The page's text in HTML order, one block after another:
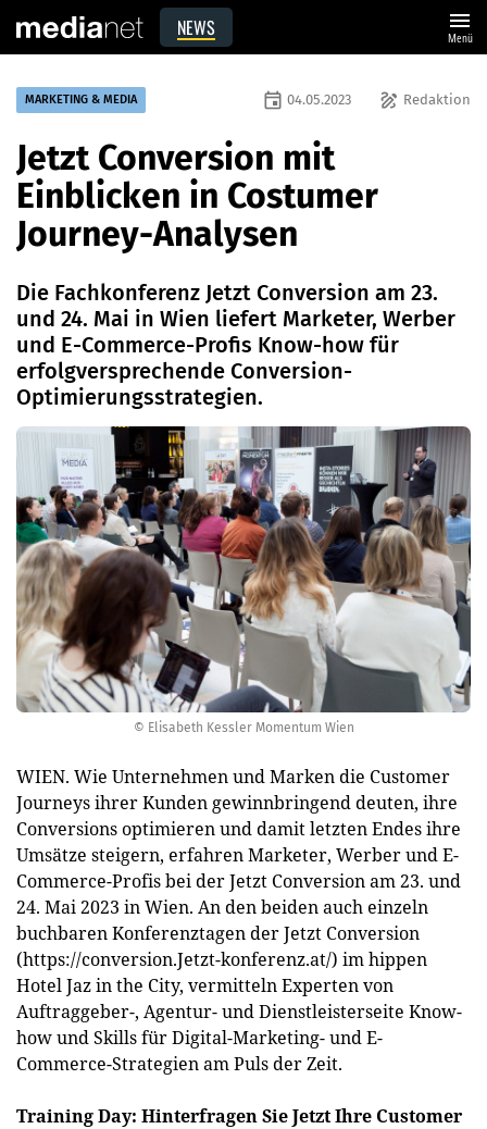
NEWS menu
Menü
© Elisabeth Kessler Momentum Wien
MARKETING & MEDIA draw Redaktion
event 04.05.2023
Jetzt Conversion mit
Einblicken in Costumer
Journey-Analysen
Die Fachkonferenz Jetzt Conversion am 23.
und 24. Mai in Wien liefert Marketer, Werber
und E-Commerce-Profis Know-how für
erfolgversprechende Conversion-
Optimierungsstrategien.
WIEN. Wie Unternehmen und Marken die Customer
Journeys ihrer Kunden gewinnbringend deuten, ihre
Conversions optimieren und damit letzten Endes ihre
Umsätze steigern, erfahren Marketer, Werber und E-
Commerce-Profis bei der Jetzt Conversion am 23. und
24. Mai 2023 in Wien. An den beiden auch einzeln
buchbaren Konferenztagen der Jetzt Conversion
(https://conversion.Jetzt-konferenz.at/) im hippen
Hotel Jaz in the City, vermitteln Experten von
Auftraggeber-, Agentur- und Dienstleisterseite Know-
how und Skills für Digital-Marketing- und E-
Commerce-Strategien am Puls der Zeit.
Training Day: Hinterfragen Sie Jetzt Ihre Customer